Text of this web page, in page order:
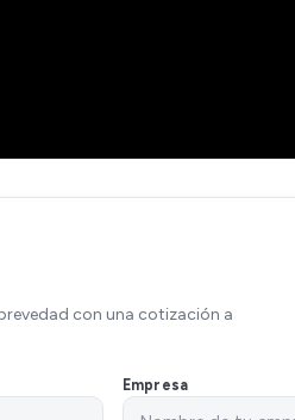
con una cotización a
Empresa